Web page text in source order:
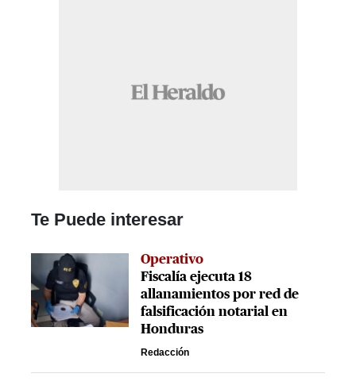
Te Puede interesar
Operativo
Fiscalía ejecuta 18
allanamientos por red de
falsificación notarial en
Honduras
Redacción